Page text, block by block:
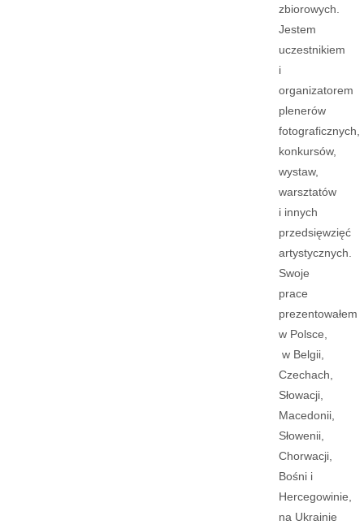
zbiorowych.
Jestem
uczestnikiem
i
organizatorem
plenerów
fotograficznych,
konkursów,
wystaw,
warsztatów
i innych
przedsięwzięć
artystycznych.
Swoje
prace
prezentowałem
w Polsce,
w Belgii,
Czechach,
Słowacji,
Macedonii,
Słowenii,
Chorwacji,
Bośni i
Hercegowinie,
na Ukrainie